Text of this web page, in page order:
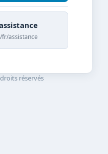
fr/assistance
réservés